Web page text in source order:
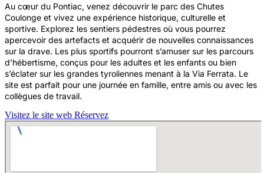
Au cœur du Pontiac, venez découvrir le parc des Chutes
Coulonge et vivez une expérience historique, culturelle et
sportive. Explorez les sentiers pédestres où vous pourrez
apercevoir des artefacts et acquérir de nouvelles connaissances
sur la drave. Les plus sportifs pourront s’amuser sur les parcours
d’hébertisme, conçus pour les adultes et les enfants ou bien
s’éclater sur les grandes tyroliennes menant à la Via Ferrata. Le
site est parfait pour une journée en famille, entre amis ou avec les
collègues de travail.
Visitez le site web Réservez